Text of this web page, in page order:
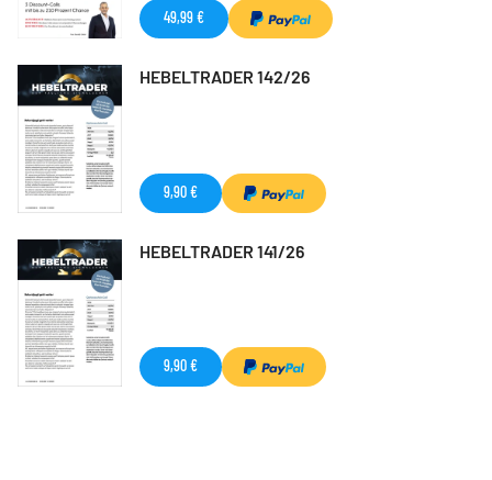
49,99 €
HEBELTRADER 142/26
9,90 €
HEBELTRADER 141/26
9,90 €